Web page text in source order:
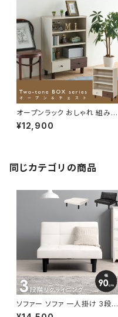
オープンラック おしゃれ 組み合
わせ収納 幅60 奥行30 高さ85
スタッキング 脚付き 引き出し ロ
¥12,900
同じカテゴリの商品
ソファー ソファ 一人掛け 3段階
リクライニング ローソファー 一